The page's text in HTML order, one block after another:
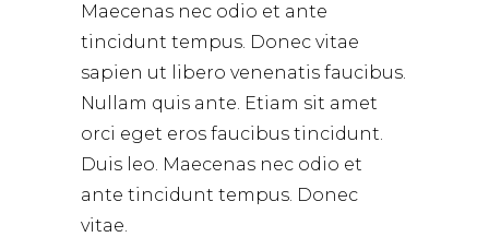
Maecenas nec odio et ante
tincidunt tempus. Donec vitae
sapien ut libero venenatis faucibus.
Nullam quis ante. Etiam sit amet
orci eget eros faucibus tincidunt.
Duis leo. Maecenas nec odio et
ante tincidunt tempus. Donec
vitae.